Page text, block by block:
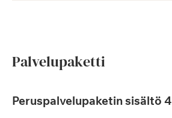
Palvelupaketti
Peruspalvelupaketin sisältö